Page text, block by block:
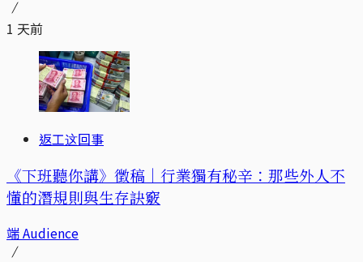
1 天前
返工这回事
《下班聽你講》徵稿｜行業獨有秘辛：那些外人不
懂的潛規則與生存訣竅
端 Audience